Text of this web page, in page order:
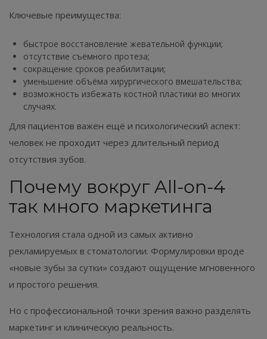
Ключевые преимущества:
быстрое восстановление жевательной функции;
отсутствие съёмного протеза;
сокращение сроков реабилитации;
уменьшение объёма хирургического вмешательства;
возможность избежать костной пластики во многих
случаях.
Для пациентов важен ещё и психологический аспект:
человек не проходит через длительный период
отсутствия зубов.
Почему вокруг All-on-4
так много маркетинга
Технология стала одной из самых активно
рекламируемых в стоматологии. Формулировки вроде
«новые зубы за сутки» создают ощущение мгновенного
и простого решения.
Но с профессиональной точки зрения важно разделять
маркетинг и клиническую реальность.